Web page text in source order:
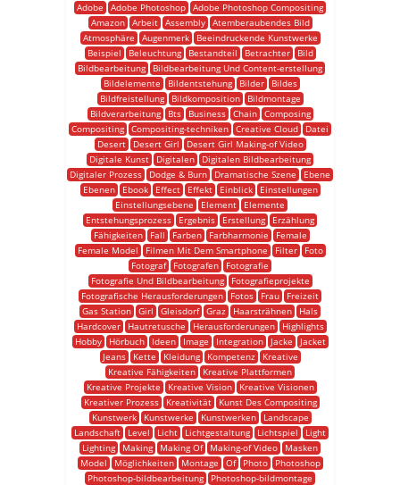
Adobe
Adobe Photoshop Adobe Photoshop Compositing
Amazon
Arbeit Assembly
Atemberaubendes Bild
Atmosphäre
Augenmerk
Beeindruckende Kunstwerke
Beispiel
Beleuchtung Bestandteil Betrachter
Bild
Bildbearbeitung
Bildbearbeitung Und Content-erstellung
Bildelemente
Bildentstehung Bilder
Bildes
Bildfreistellung
Bildkomposition
Bildmontage
Bildverarbeitung
Bts Business Chain
Composing
Compositing Compositing-techniken Creative Cloud
Datei
Desert
Desert Girl
Desert Girl Making-of Video
Digitale Kunst
Digitalen
Digitalen Bildbearbeitung
Digitaler Prozess
Dodge & Burn Dramatische Szene
Ebene
Ebenen
Ebook Effect Effekt Einblick
Einstellungen
Einstellungsebene
Element
Elemente
Entstehungsprozess
Ergebnis Erstellung
Erzählung
Fähigkeiten
Fall Farben Farbharmonie
Female
Female Model
Filmen Mit Dem Smartphone Filter
Foto
Fotograf
Fotografen
Fotografie
Fotografie Und Bildbearbeitung
Fotografieprojekte
Fotografische Herausforderungen
Fotos Frau
Freizeit
Gas Station Girl Gleisdorf Graz Haarsträhnen
Hals
Hardcover
Hautretusche Herausforderungen
Highlights
Hobby
Hörbuch Ideen Image Integration Jacke
Jacket
Jeans
Kette Kleidung Kompetenz
Kreative
Kreative Fähigkeiten
Kreative Plattformen
Kreative Projekte
Kreative Vision
Kreative Visionen
Kreativer Prozess
Kreativität
Kunst Des Compositing
Kunstwerk
Kunstwerke Kunstwerken
Landscape
Landschaft
Level Licht Lichtgestaltung Lichtspiel
Light
Lighting
Making Making Of Making-of Video
Masken
Model
Möglichkeiten Montage Of Photo
Photoshop
Photoshop-bildbearbeitung
Photoshop-bildmontage